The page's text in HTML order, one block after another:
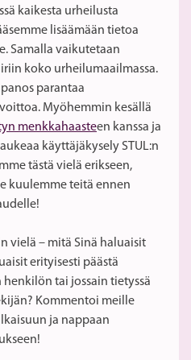
kaikesta urheilusta
lisäämään tietoa
Samalla vaikutetaan
koko urheilumaailmassa.
parantaa
Myöhemmin kesällä
menkkahaasteen kanssa ja
käyttäjäkysely STUL:n
tästä vielä erikseen,
kuulemme teitä ennen
vielä – mitä Sinä haluaisit
erityisesti päästä
tai jossain tietyssä
Kommentoi meille
ja nappaan